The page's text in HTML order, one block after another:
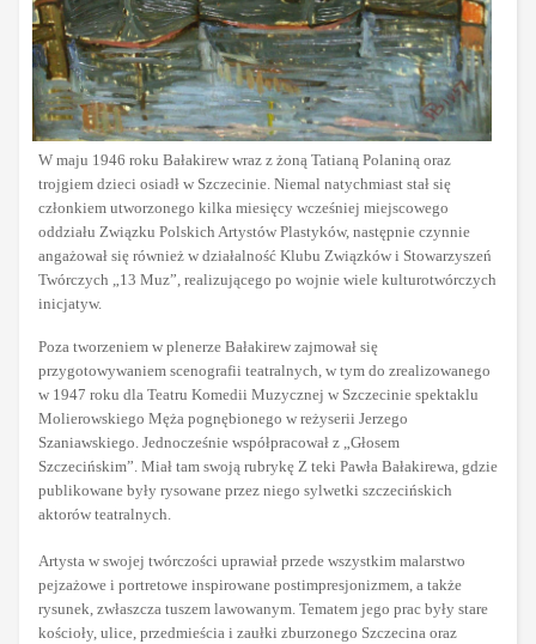
W maju 1946 roku Bałakirew wraz z żoną Tatianą Polaniną oraz
trojgiem dzieci osiadł w Szczecinie. Niemal natychmiast stał się
członkiem utworzonego kilka miesięcy wcześniej miejscowego
oddziału Związku Polskich Artystów Plastyków, następnie czynnie
angażował się również w działalność Klubu Związków i Stowarzyszeń
Twórczych „13 Muz”, realizującego po wojnie wiele kulturotwórczych
inicjatyw.
Poza tworzeniem w plenerze Bałakirew zajmował się
przygotowywaniem scenografii teatralnych, w tym do zrealizowanego
w 1947 roku dla Teatru Komedii Muzycznej w Szczecinie spektaklu
Molierowskiego Męża pognębionego w reżyserii Jerzego
Szaniawskiego. Jednocześnie współpracował z „Głosem
Szczecińskim”. Miał tam swoją rubrykę Z teki Pawła Bałakirewa, gdzie
publikowane były rysowane przez niego sylwetki szczecińskich
aktorów teatralnych.
Artysta w swojej twórczości uprawiał przede wszystkim malarstwo
pejzażowe i portretowe inspirowane postimpresjonizmem, a także
rysunek, zwłaszcza tuszem lawowanym. Tematem jego prac były stare
kościoły, ulice, przedmieścia i zaułki zburzonego Szczecina oraz